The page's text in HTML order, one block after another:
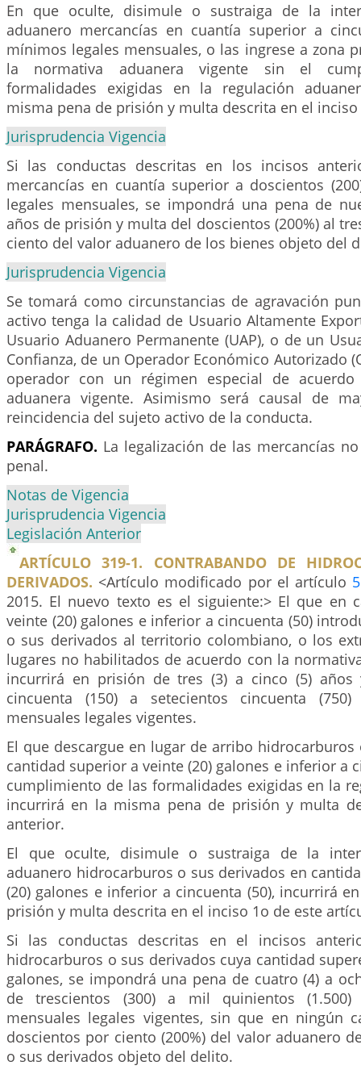
En que oculte, disimule o sustraiga de la
aduanero mercancías en cuantía superior a
mínimos legales mensuales, o las ingrese a zona
la normativa aduanera vigente sin el
formalidades exigidas en la regulación
misma pena de prisión y multa descrita en el
Jurisprudencia Vigencia
Si las conductas descritas en los incisos
mercancías en cuantía superior a doscientos
legales mensuales, se impondrá una pena de
años de prisión y multa del doscientos (200%) al
ciento del valor aduanero de los bienes objeto del
Jurisprudencia Vigencia
Se tomará como circunstancias de agravación
activo tenga la calidad de Usuario Altamente
Usuario Aduanero Permanente (UAP), o de un
Confianza, de un Operador Económico Autorizado
operador con un régimen especial de
aduanera vigente. Asimismo será causal de
reincidencia del sujeto activo de la conducta.
PARÁGRAFO. La legalización de las mercancías
penal.
Notas de Vigencia
Jurisprudencia Vigencia
Legislación Anterior
ARTÍCULO 319-1. CONTRABANDO DE
DERIVADOS. <Artículo modificado por el artículo 5
2015. El nuevo texto es el siguiente:> El que en
veinte (20) galones e inferior a cincuenta (50)
o sus derivados al territorio colombiano, o los
lugares no habilitados de acuerdo con la
incurrirá en prisión de tres (3) a cinco (5)
cincuenta (150) a setecientos cincuenta
mensuales legales vigentes.
El que descargue en lugar de arribo
cantidad superior a veinte (20) galones e inferior a
cumplimiento de las formalidades exigidas en la
incurrirá en la misma pena de prisión y multa
anterior.
El que oculte, disimule o sustraiga de la
aduanero hidrocarburos o sus derivados en
(20) galones e inferior a cincuenta (50), incurrirá
prisión y multa descrita en el inciso 1o de este
Si las conductas descritas en el incisos
hidrocarburos o sus derivados cuya cantidad
galones, se impondrá una pena de cuatro (4) a
de trescientos (300) a mil quinientos (1.500)
mensuales legales vigentes, sin que en ningún
doscientos por ciento (200%) del valor aduanero
o sus derivados objeto del delito.